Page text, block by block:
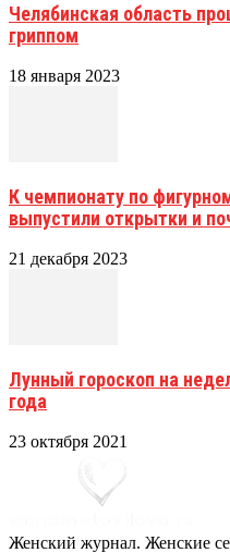
Челябинская область
гриппом
18 января 2023
К чемпионату по
выпустили открытки и
21 декабря 2023
Лунный гороскоп на
года
23 октября 2021
Женский журнал. Женские